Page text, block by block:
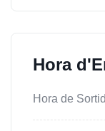
Hora
Hora de